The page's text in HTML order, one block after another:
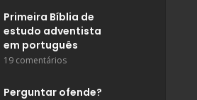
Primeira Bíblia de
estudo adventista
em português
19 comentários
Perguntar ofende?